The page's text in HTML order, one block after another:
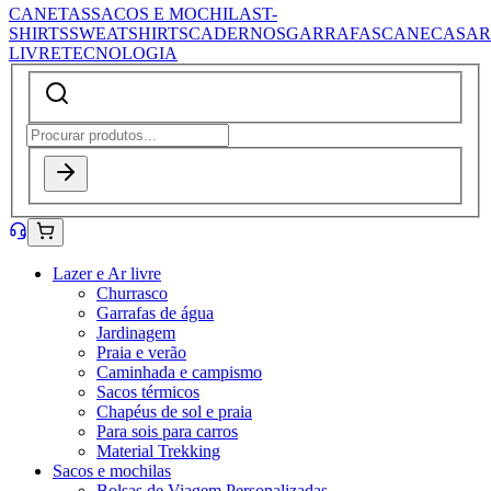
CANETASSACOS E MOCHILAST-
SHIRTSSWEATSHIRTSCADERNOSGARRAFASCANECASAR
LIVRETECNOLOGIA
Lazer e Ar livre
Churrasco
Garrafas de água
Jardinagem
Praia e verão
Caminhada e campismo
Sacos térmicos
Chapéus de sol e praia
Para sois para carros
Material Trekking
Sacos e mochilas